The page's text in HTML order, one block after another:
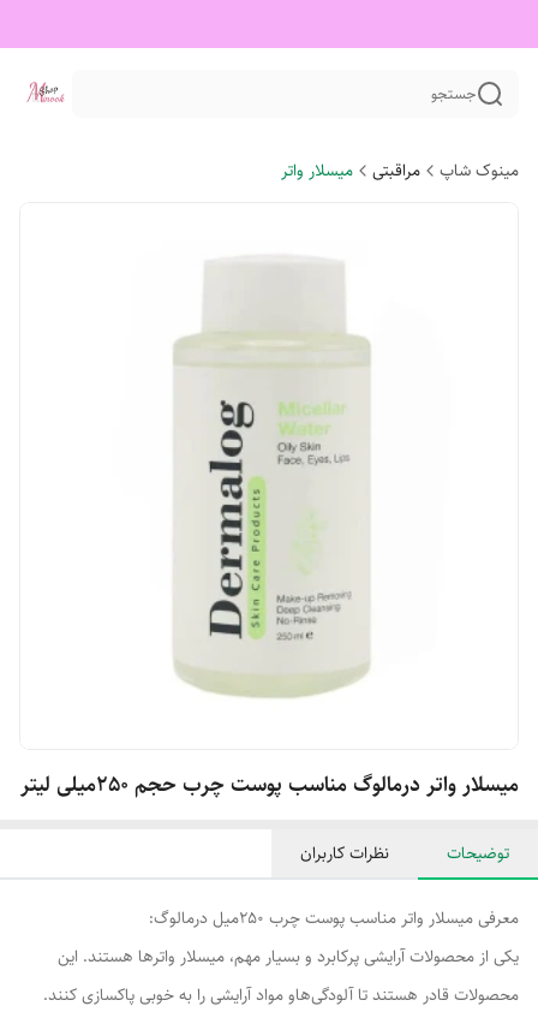
جستجو
مینوک شاپ مراقبتی میسلار واتر
میسلار واتر درمالوگ مناسب پوست چرب حجم 250میلی لیتر
توضیحات نظرات کاربران
معرفی میسلار واتر مناسب پوست چرب 250میل درمالوگ:
یکی از محصولات آرایشی پرکابرد و بسیار مهم، میسلار واترها هستند. این
محصولات قادر هستند تا آلودگی‌هاو مواد آرایشی را به خوبی پاکسازی کنند.